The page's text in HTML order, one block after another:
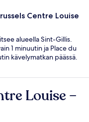
Centre Louise
alueella Sint-Gillis.
1 minuutin ja Place du
kävelymatkan päässä.
Louise –